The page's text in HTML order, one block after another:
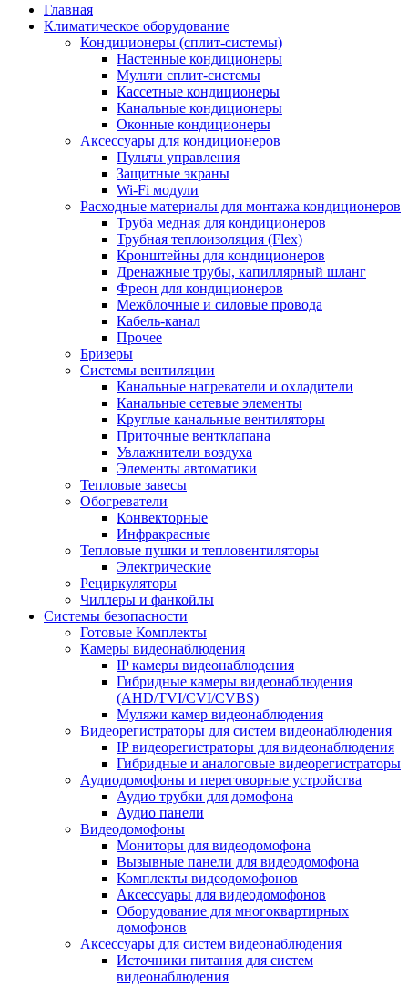
Главная
Климатическое оборудование
Кондиционеры (сплит-системы)
Настенные кондиционеры
Мульти сплит-системы
Кассетные кондиционеры
Канальные кондиционеры
Оконные кондиционеры
Аксессуары для кондиционеров
Пульты управления
Защитные экраны
Wi-Fi модули
Расходные материалы для монтажа кондиционеров
Труба медная для кондиционеров
Трубная теплоизоляция (Flex)
Кронштейны для кондиционеров
Дренажные трубы, капиллярный шланг
Фреон для кондиционеров
Межблочные и силовые провода
Кабель-канал
Прочее
Бризеры
Системы вентиляции
Канальные нагреватели и охладители
Канальные сетевые элементы
Круглые канальные вентиляторы
Приточные вентклапана
Увлажнители воздуха
Элементы автоматики
Тепловые завесы
Обогреватели
Конвекторные
Инфракрасные
Тепловые пушки и тепловентиляторы
Электрические
Рециркуляторы
Чиллеры и фанкойлы
Системы безопасности
Готовые Комплекты
Камеры видеонаблюдения
IP камеры видеонаблюдения
Гибридные камеры видеонаблюдения
(AHD/TVI/CVI/CVBS)
Муляжи камер видеонаблюдения
Видеорегистраторы для систем видеонаблюдения
IP видеорегистраторы для видеонаблюдения
Гибридные и аналоговые видеорегистраторы
Аудиодомофоны и переговорные устройства
Аудио трубки для домофона
Аудио панели
Видеодомофоны
Мониторы для видеодомофона
Вызывные панели для видеодомофона
Комплекты видеодомофонов
Аксессуары для видеодомофонов
Оборудование для многоквартирных
домофонов
Аксессуары для систем видеонаблюдения
Источники питания для систем
видеонаблюдения